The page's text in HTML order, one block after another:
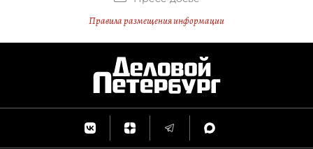
Правила размещения информации